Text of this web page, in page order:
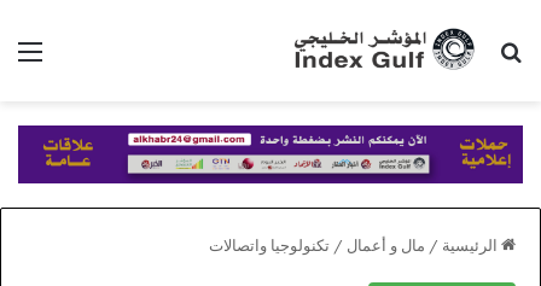
بحث عن
الرئيسية / مال و أعمال / تكنولوجيا واتصالات